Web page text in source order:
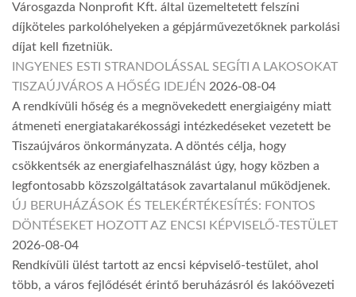
Városgazda Nonprofit Kft. által üzemeltetett felszíni
díjköteles parkolóhelyeken a gépjárművezetőknek parkolási
díjat kell fizetniük.
INGYENES ESTI STRANDOLÁSSAL SEGÍTI A LAKOSOKAT
TISZAÚJVÁROS A HŐSÉG IDEJÉN 2026-08-04
A rendkívüli hőség és a megnövekedett energiaigény miatt
átmeneti energiatakarékossági intézkedéseket vezetett be
Tiszaújváros önkormányzata. A döntés célja, hogy
csökkentsék az energiafelhasználást úgy, hogy közben a
legfontosabb közszolgáltatások zavartalanul működjenek.
ÚJ BERUHÁZÁSOK ÉS TELEKÉRTÉKESÍTÉS: FONTOS
DÖNTÉSEKET HOZOTT AZ ENCSI KÉPVISELŐ-TESTÜLET
2026-08-04
Rendkívüli ülést tartott az encsi képviselő-testület, ahol
több, a város fejlődését érintő beruházásról és lakóövezeti